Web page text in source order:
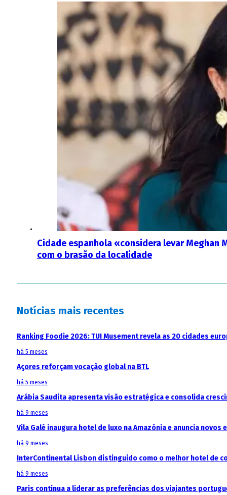
Cidade espanhola «considera levar Meghan
com o brasão da localidade
Notícias mais recentes
Ranking Foodie 2026: TUI Musement revela as 20 cidades
há 5 meses
Açores reforçam vocação global na BTL
há 5 meses
Arábia Saudita apresenta visão estratégica e consolida
há 9 meses
Vila Galé inaugura hotel de luxo na Amazónia e anuncia
há 9 meses
InterContinental Lisbon distinguido como o melhor hotel de
há 9 meses
Paris continua a liderar as preferências dos viajantes